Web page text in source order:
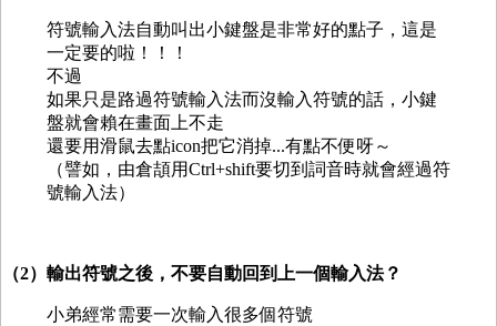
符號輸入法自動叫出小鍵盤是非常好的點子，這是
一定要的啦！！！
不過
如果只是路過符號輸入法而沒輸入符號的話，小鍵
盤就會賴在畫面上不走
還要用滑鼠去點icon把它消掉...有點不便呀～
（譬如，由倉頡用Ctrl+shift要切到詞音時就會經過符
號輸入法）
（2）輸出符號之後，不要自動回到上一個輸入法？
小弟經常需要一次輸入很多個符號